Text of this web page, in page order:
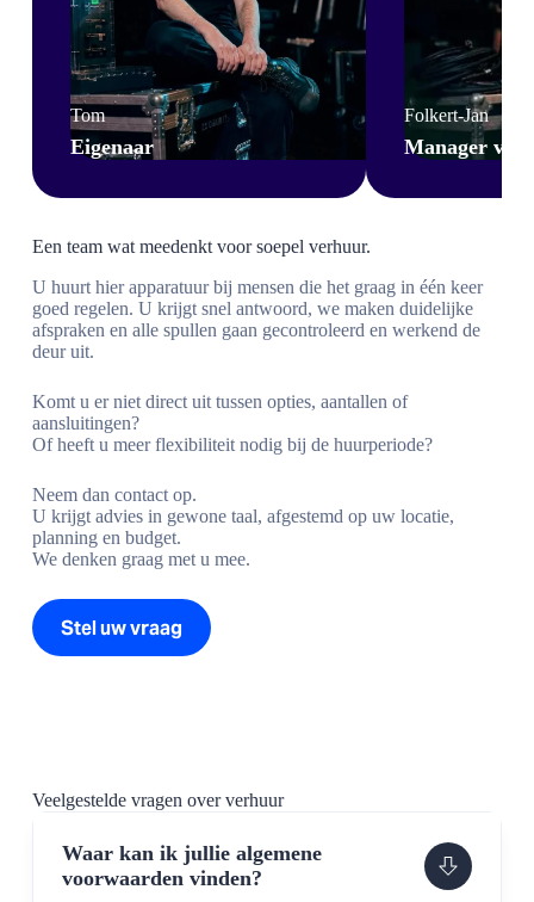
Tom
Eigenaar
Folkert-Jan
Manager van
Een team wat meedenkt voor soepel verhuur.
U huurt hier apparatuur bij mensen die het graag in één keer
goed regelen. U krijgt snel antwoord, we maken duidelijke
afspraken en alle spullen gaan gecontroleerd en werkend de
deur uit.
Komt u er niet direct uit tussen opties, aantallen of
aansluitingen?
Of heeft u meer flexibiliteit nodig bij de huurperiode?
Neem dan contact op.
U krijgt advies in gewone taal, afgestemd op uw locatie,
planning en budget.
We denken graag met u mee.
Stel uw vraag
Veelgestelde vragen over verhuur
Waar kan ik jullie algemene
voorwaarden vinden?